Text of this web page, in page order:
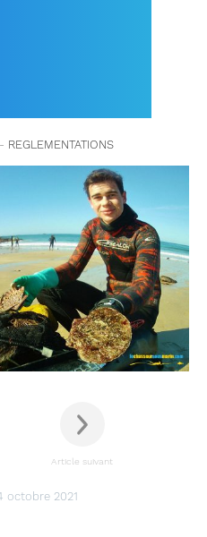
REGLEMENTATIONS
Article suivant
octobre 2021